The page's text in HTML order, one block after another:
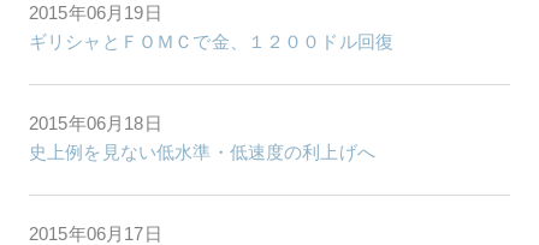
2015年06月19日
ギリシャとＦＯＭＣで金、１２００ドル回復
2015年06月18日
史上例を見ない低水準・低速度の利上げへ
2015年06月17日